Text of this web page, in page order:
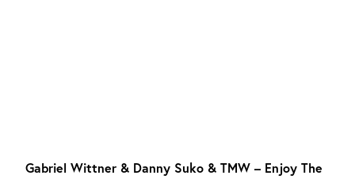
Gabriel Wittner & Danny Suko & TMW – Enjoy The